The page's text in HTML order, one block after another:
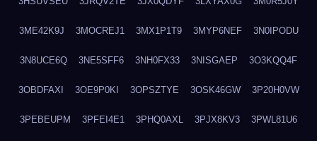
3ME42K9J 3MOCREJ1 3MX1P1T9 3MYP6NEF 3N0IPODU
3N8UCE6Q 3NE5SFF6 3NH0FX33 3NISGAEP 3O3KQQ4F
3OBDFAXI 3OE9P0KI 3OPSZTYE 3OSK46GW 3P20H0VW
3PEBEUPM 3PFEI4E1 3PHQ0AXL 3PJX8KV3 3PWL81U6